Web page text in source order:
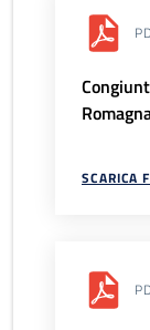
SCARICA